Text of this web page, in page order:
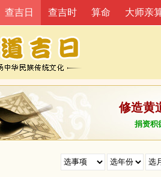
查吉日 查吉时 算命 大师亲
修造黄
捐资积